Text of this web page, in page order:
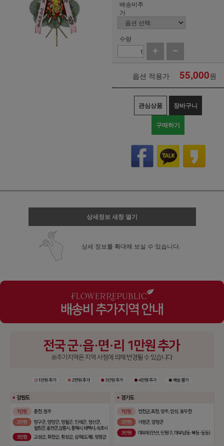
배송비추
가
수량
옵션 적용가 55,000원
관심상품 장바구니
구매하기
상세정보 새창 열기
상세 정보를 확대해 보실 수 있습니다.